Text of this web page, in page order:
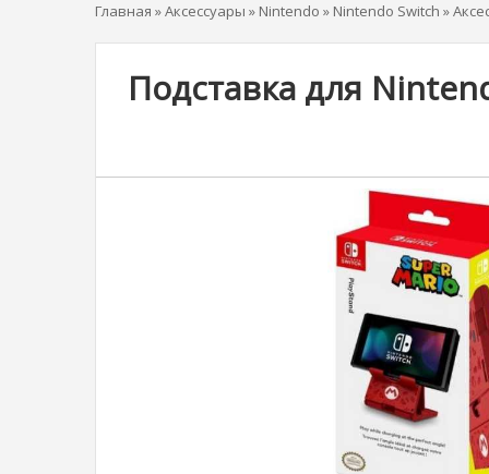
Главная »Аксессуары » Nintendo » Nintendo Switch »
Подставка для